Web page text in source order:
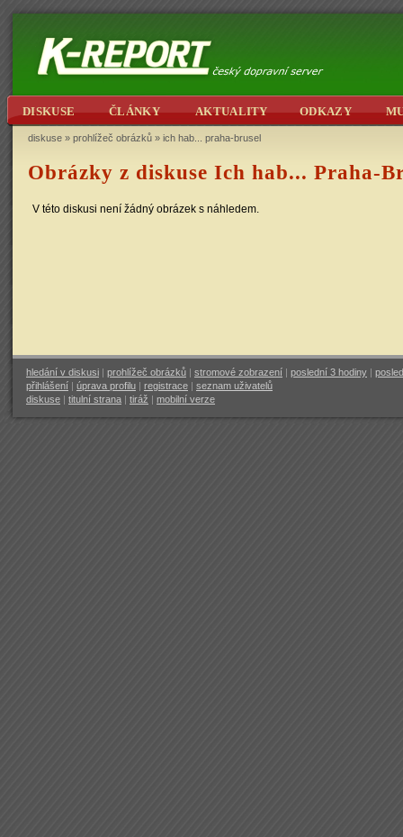
DISKUSE ČLÁNKY AKTUALITY ODKAZY
diskuse » prohlížeč obrázků » ich hab... praha-brusel
Obrázky z diskuse Ich hab... Praha-
V této diskusi není žádný obrázek s náhledem.
hledání v diskusi | prohlížeč obrázků | stromové zobrazení | poslední 3 hodiny |
přihlášení | úprava profilu | registrace | seznam uživatelů
diskuse | titulní strana | tiráž | mobilní verze